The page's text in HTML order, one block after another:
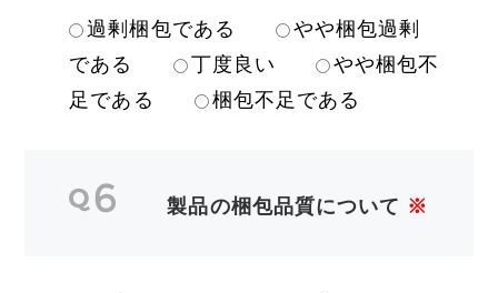
過剰梱包である
やや梱包過剰
である
丁度良い
やや梱包不
足である
梱包不足である
製品の梱包品質について ※